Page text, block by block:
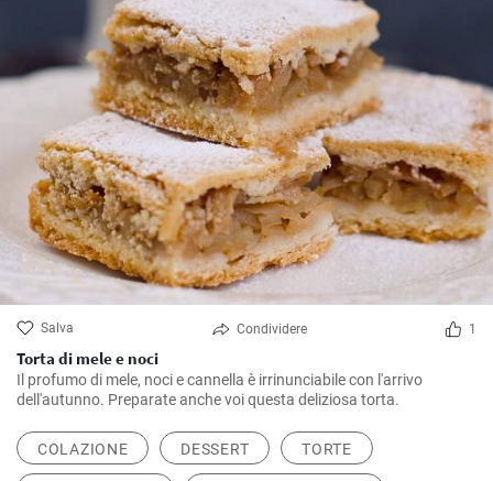
Salva Condividere 1
Torta di mele e noci
Il profumo di mele, noci e cannella è irrinunciabile con l'arrivo
dell'autunno. Preparate anche voi questa deliziosa torta.
COLAZIONE DESSERT TORTE